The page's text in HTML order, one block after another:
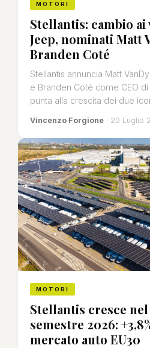
MOTORI
Stellantis: cambio ai
Jeep, nominati Matt
Branden Coté
Stellantis annuncia Matt
e Branden Coté come CEO
punta alla crescita dei due
Vincenzo Forgione · 20 Luglio
MOTORI
Stellantis cresce
semestre 2026:
mercato auto EU30